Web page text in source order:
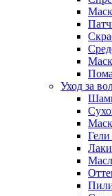
Уход за
Гели